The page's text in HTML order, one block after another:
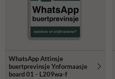
WhatsApp Attinsje
buertprevinsje Ynformaasje
board 01 - L209wa-f